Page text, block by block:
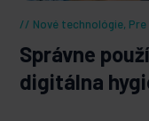
Nové technológie,
Správne
digitálna